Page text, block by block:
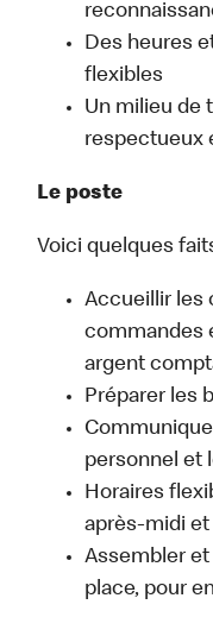
Des heures
flexibles
Un milieu de
respectueux
Le poste
Voici quelques
Accueillir les
commandes
argent
Préparer les
personnel et
Horaires
après-midi
Assembler
place, pour